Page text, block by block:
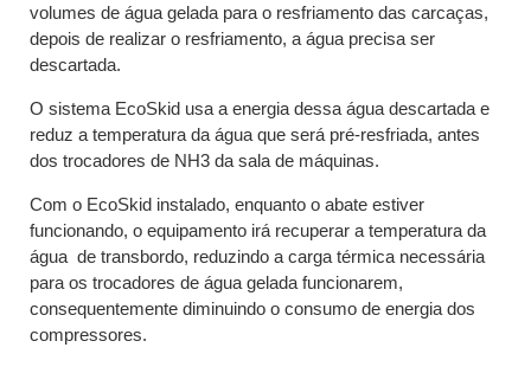
volumes de água gelada para o resfriamento das carcaças,
depois de realizar o resfriamento, a água precisa ser
descartada.
O sistema EcoSkid usa a energia dessa água descartada e
reduz a temperatura da água que será pré-resfriada, antes
dos trocadores de NH3 da sala de máquinas.
Com o EcoSkid instalado, enquanto o abate estiver
funcionando, o equipamento irá recuperar a temperatura da
água de transbordo, reduzindo a carga térmica necessária
para os trocadores de água gelada funcionarem,
consequentemente diminuindo o consumo de energia dos
compressores.